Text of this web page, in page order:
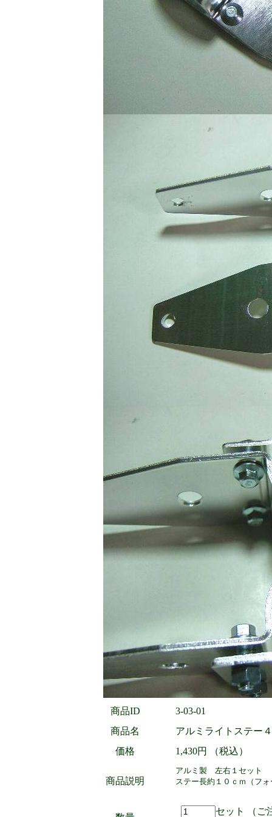
商品ID
3-03-01
商品名
アルミライトステー
価格
1,430円 （税込）
商品説明
アルミ製 左右１セット
ステー長約１０ｃｍ（フ
セット （ご